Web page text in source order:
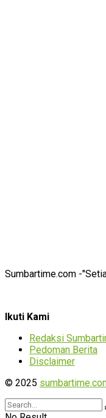
Sumbartime.com -
Ikuti Kami
Redaksi
Pedoman Berita
Disclaimer
© 2025